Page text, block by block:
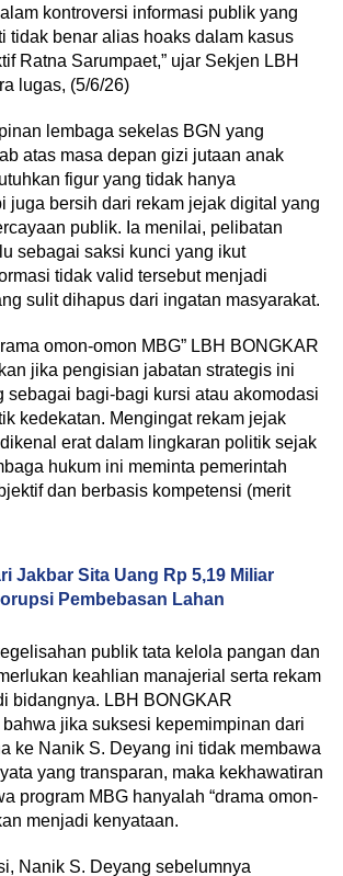
kontroversi informasi publik yang
tidak benar alias hoaks dalam kasus
Ratna Sarumpaet,” ujar Sekjen LBH
lugas, (5/6/26)
lembaga sekelas BGN yang
atas masa depan gizi jutaan anak
figur yang tidak hanya
juga bersih dari rekam jejak digital yang
publik. Ia menilai, pelibatan
sebagai saksi kunci yang ikut
tidak valid tersebut menjadi
sulit dihapus dari ingatan masyarakat.
omon-omon MBG” LBH BONGKAR
jika pengisian jabatan strategis ini
sebagai bagi-bagi kursi atau akomodasi
kedekatan. Mengingat rekam jejak
erat dalam lingkaran politik sejak
hukum ini meminta pemerintah
dan berbasis kompetensi (merit
Jakbar Sita Uang Rp 5,19 Miliar
Pembebasan Lahan
publik tata kelola pangan dan
keahlian manajerial serta rekam
bidangnya. LBH BONGKAR
jika suksesi kepemimpinan dari
ke Nanik S. Deyang ini tidak membawa
yang transparan, maka kekhawatiran
program MBG hanyalah “drama omon-
menjadi kenyataan.
Nanik S. Deyang sebelumnya